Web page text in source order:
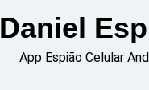
Daniel
App Espião Celular